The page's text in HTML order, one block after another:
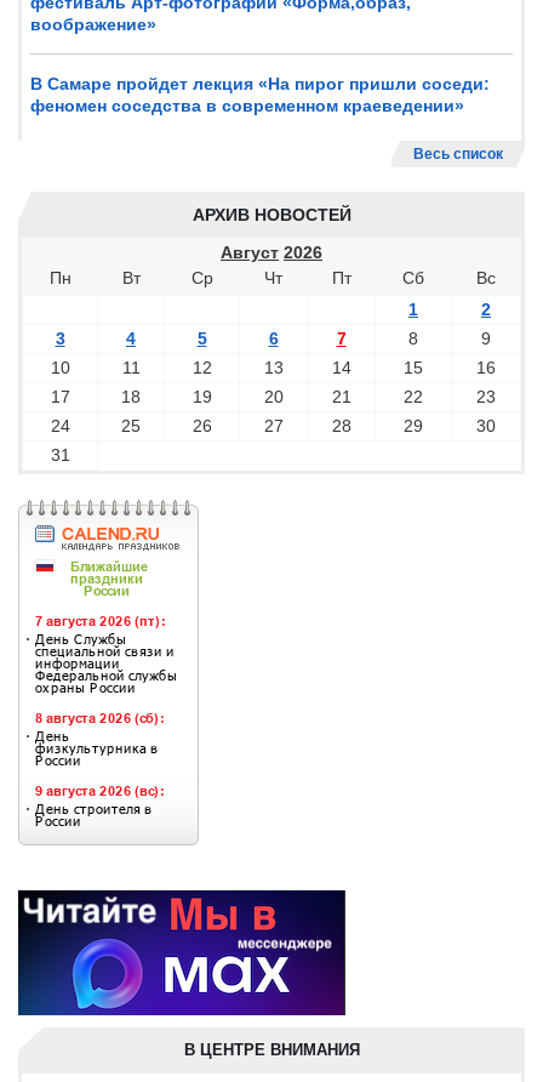
воображение»
В Самаре пройдет лекция «На пирог пришли соседи:
феномен соседства в современном краеведении»
Весь список
АРХИВ НОВОСТЕЙ
Август 2026
Пн
Вт Ср Чт Пт Сб
Вс
1
2
3
4 5 6 7 8
9
10
11 12 13 14 15
16
17
18 19 20 21 22
23
24
25 26 27 28 29
30
31
В ЦЕНТРЕ ВНИМАНИЯ